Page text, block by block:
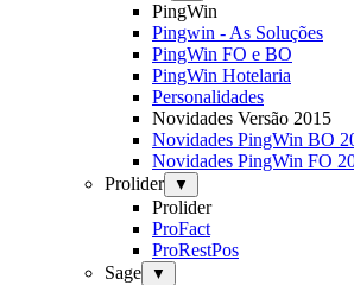
PingWin
Pingwin - As Soluções
PingWin FO e BO
PingWin Hotelaria
Personalidades
Novidades Versão 2015
Novidades PingWin BO
Novidades PingWin FO
Prolider
▼
Prolider
ProFact
ProRestPos
Sage
▼